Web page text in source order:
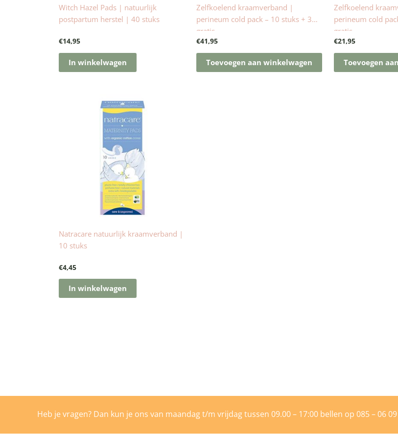
Witch Hazel Pads | natuurlijk
postpartum herstel | 40 stuks
€14,95
In winkelwagen
Zelfkoelend kraamverband |
perineum cold pack – 10 stuks + 3
gratis
€41,95
Toevoegen aan winkelwagen
Zelfkoelend
perineum cold
gratis
€21,95
Toevoegen
Natracare natuurlijk kraamverband |
10 stuks
€4,45
In winkelwagen
Heb je vragen? Dan kun je ons van maandag t/m vrijdag tussen 09.00 – 17:00 bellen op 085 – 06